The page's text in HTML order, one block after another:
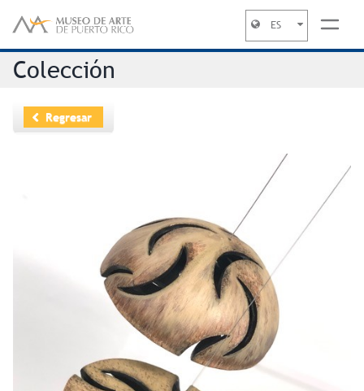
ES
Colección
Regresar